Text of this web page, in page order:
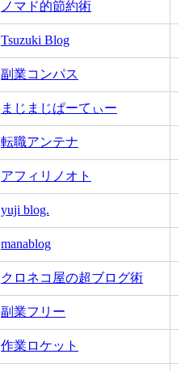
ノマド的節約術
Tsuzuki Blog
副業コンパス
まじまじぱーてぃー
転職アンテナ
アフィリノオト
yuji blog.
manablog
クロネコ屋の超ブログ術
副業フリー
作業ロケット